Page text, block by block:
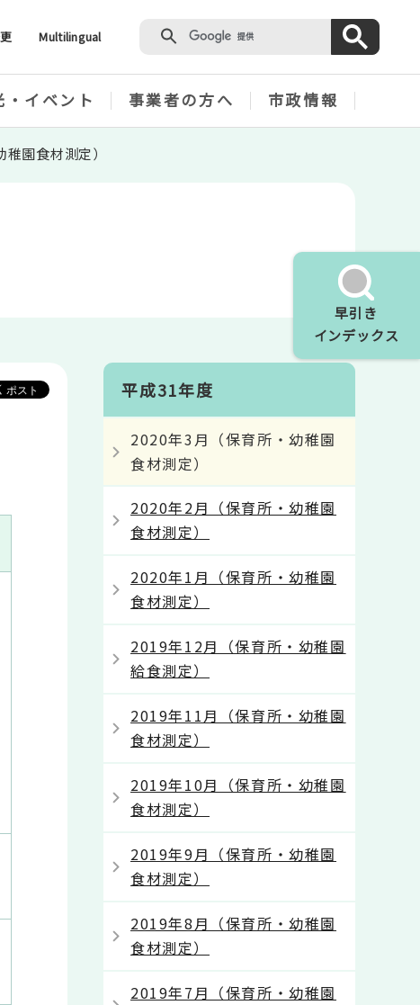
Multilingual
早引き
インデックス
・イベント 事業者の方へ 市政情報
園食材測定）
平成31年度
2020年3月（保育所・幼稚園
食材測定）
2020年2月（保育所・幼稚園
食材測定）
2020年1月（保育所・幼稚園
食材測定）
2019年12月（保育所・幼稚園
給食測定）
2019年11月（保育所・幼稚園
食材測定）
2019年10月（保育所・幼稚園
食材測定）
2019年9月（保育所・幼稚園
食材測定）
2019年8月（保育所・幼稚園
食材測定）
2019年7月（保育所・幼稚園